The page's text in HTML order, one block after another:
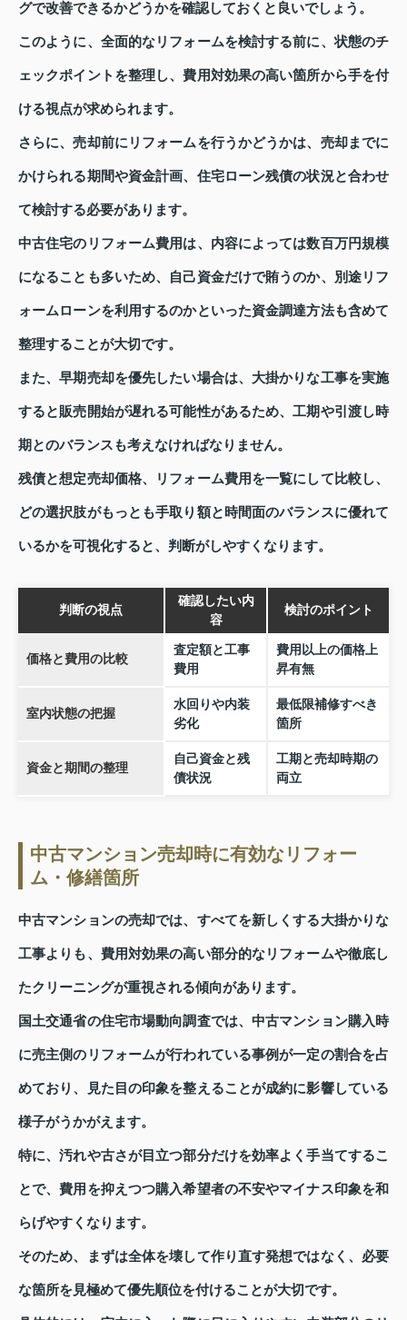
グで改善できるかどうかを確認しておくと良いでしょう。
このように、全面的なリフォームを検討する前に、状態のチ
ェックポイントを整理し、費用対効果の高い箇所から手を付
ける視点が求められます。
さらに、売却前にリフォームを行うかどうかは、売却までに
かけられる期間や資金計画、住宅ローン残債の状況と合わせ
て検討する必要があります。
中古住宅のリフォーム費用は、内容によっては数百万円規模
になることも多いため、自己資金だけで賄うのか、別途リフ
ォームローンを利用するのかといった資金調達方法も含めて
整理することが大切です。
また、早期売却を優先したい場合は、大掛かりな工事を実施
すると販売開始が遅れる可能性があるため、工期や引渡し時
期とのバランスも考えなければなりません。
残債と想定売却価格、リフォーム費用を一覧にして比較し、
どの選択肢がもっとも手取り額と時間面のバランスに優れて
いるかを可視化すると、判断がしやすくなります。
判断の視点
確認したい内
容
検討のポイント
価格と費用の比較
査定額と工事
費用
費用以上の価格上
昇有無
室内状態の把握
水回りや内装
劣化
最低限補修すべき
箇所
資金と期間の整理
自己資金と残
債状況
工期と売却時期の
両立
中古マンション売却時に有効なリフォー
ム・修繕箇所
中古マンションの売却では、すべてを新しくする大掛かりな
工事よりも、費用対効果の高い部分的なリフォームや徹底し
たクリーニングが重視される傾向があります。
国土交通省の住宅市場動向調査では、中古マンション購入時
に売主側のリフォームが行われている事例が一定の割合を占
めており、見た目の印象を整えることが成約に影響している
様子がうかがえます。
特に、汚れや古さが目立つ部分だけを効率よく手当てするこ
とで、費用を抑えつつ購入希望者の不安やマイナス印象を和
らげやすくなります。
そのため、まずは全体を壊して作り直す発想ではなく、必要
な箇所を見極めて優先順位を付けることが大切です。